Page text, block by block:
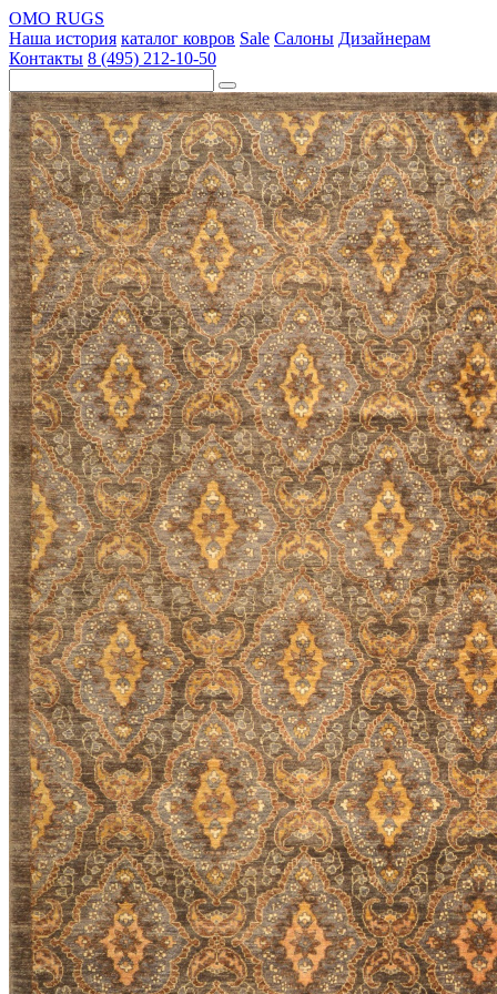
OMO RUGS
Наша история каталог ковров Sale Салоны Дизайнерам
Контакты 8 (495) 212-10-50